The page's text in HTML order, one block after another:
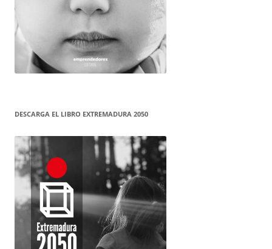
DESCARGA EL LIBRO EXTREMADURA 2050